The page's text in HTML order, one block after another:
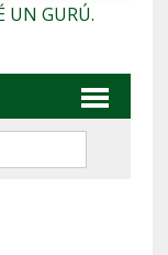
UN GURÚ.